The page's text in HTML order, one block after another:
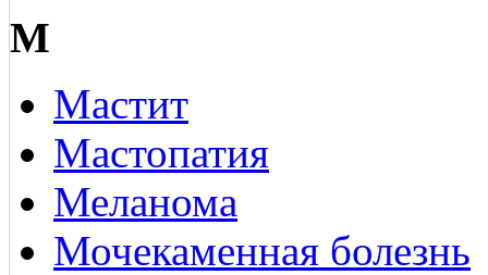
М
Мастит
Мастопатия
Меланома
Мочекаменная болезнь